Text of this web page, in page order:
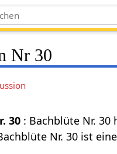
Nr 30
30 : Bachblüte Nr. 30
Nr. 30 ist